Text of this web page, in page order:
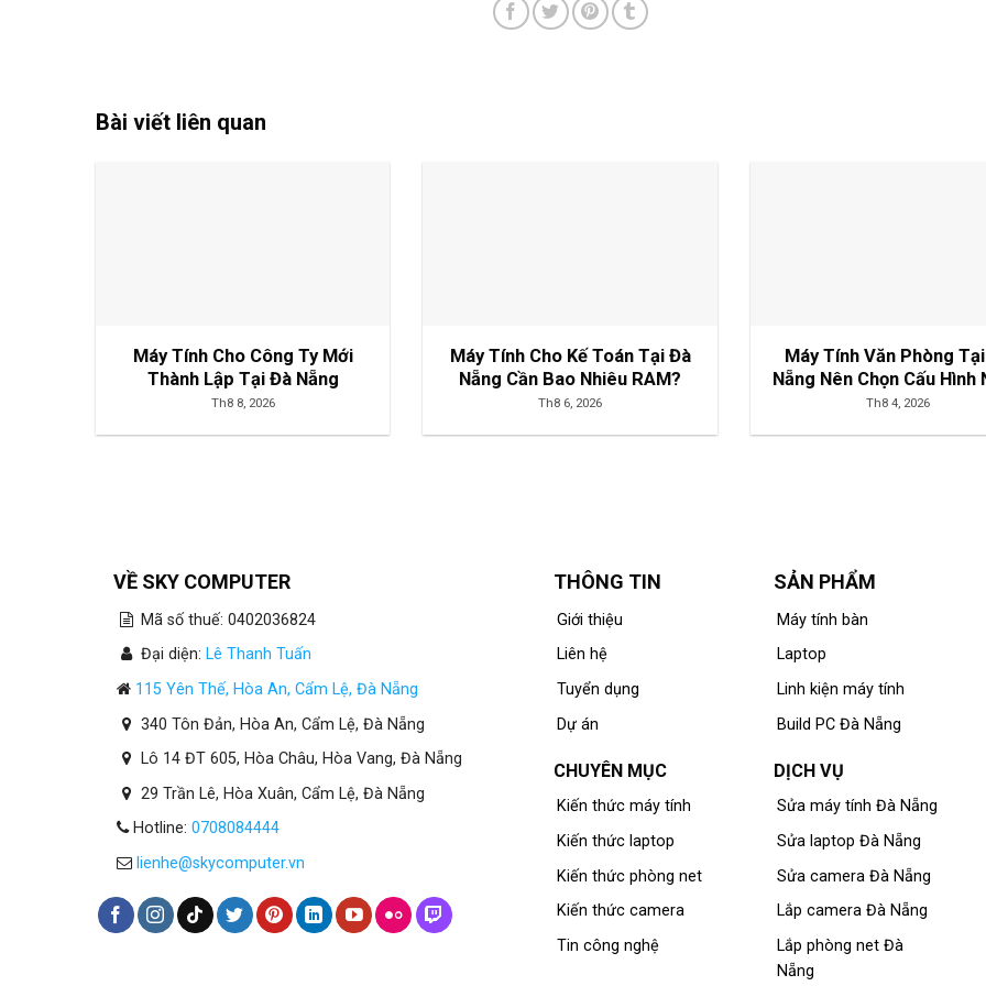
Bài viết liên quan
Máy Tính Cho Công Ty Mới
Thành Lập Tại Đà Nẵng
Th8 8, 2026
Máy Tính Cho Kế Toán Tại Đà
Nẵng Cần Bao Nhiêu RAM?
Th8 6, 2026
Máy Tính Văn Phòng
Nẵng Nên Chọn Cấu Hình
Th8 4, 2026
VỀ SKY COMPUTER
Mã số thuế: 0402036824
Đại diện: Lê Thanh Tuấn
115 Yên Thế, Hòa An, Cẩm Lệ, Đà Nẵng
340 Tôn Đản, Hòa An, Cẩm Lệ, Đà Nẵng
Lô 14 ĐT 605, Hòa Châu, Hòa Vang, Đà Nẵng
29 Trần Lê, Hòa Xuân, Cẩm Lệ, Đà Nẵng
Hotline: 0708084444
lienhe@skycomputer.vn
THÔNG TIN
Giới thiệu
Liên hệ
Tuyển dụng
Dự án
CHUYÊN MỤC
Kiến thức máy tính
Kiến thức laptop
Kiến thức phòng net
Kiến thức camera
Tin công nghệ
SẢN PHẨM
Máy tính bàn
Laptop
Linh kiện máy tính
Build PC Đà Nẵng
DỊCH VỤ
Sửa máy tính Đà Nẵng
Sửa laptop Đà Nẵng
Sửa camera Đà Nẵng
Lắp camera Đà Nẵng
Lắp phòng net Đà
Nẵng